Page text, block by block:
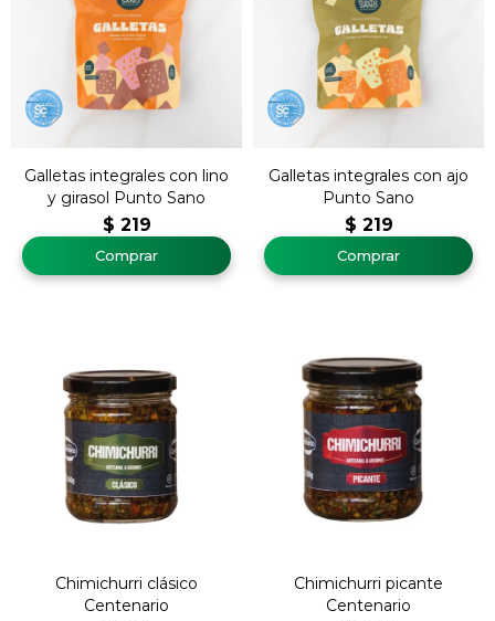
Galletas integrales con lino
y girasol Punto Sano
$ 219
Galletas integrales con ajo
Punto Sano
$ 219
Chimichurri clásico
Centenario
Chimichurri picante
Centenario